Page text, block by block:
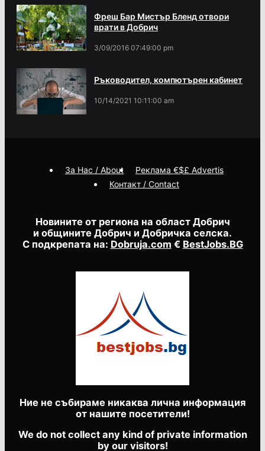
Фреш Бар Мистър Бленд отвори
врати в Добрич
3/09/2016 07:49:00 pm
Ръководител, компютърен кабинет
10/14/2021 10:11:00 am
Новините от региона на област Добрич
и общините Добрич и Добричка селска.
С подкрепата на: Dobruja.com € BestJobs.BG
Ние не събираме никаква лична информация
от нашите посетители!
We do not collect any kind of private information
by our visitors!
За Нас / About
Реклама €$£ Advertis
Контакт / Contact